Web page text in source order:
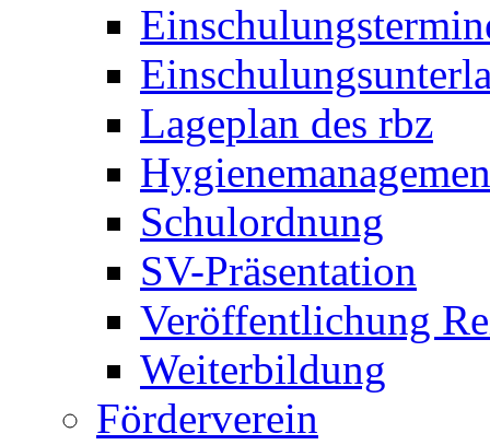
Lageplan des rbz
Schulordnung
SV-Präsentation
Veröffentlichung
Weiterbildung
Förderverein